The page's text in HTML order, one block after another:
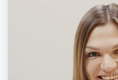
направлении для достижения
время от работы изучаю
так же прохожу обучение в
речи, для улучшения дикции и
расставлять акценты при устной